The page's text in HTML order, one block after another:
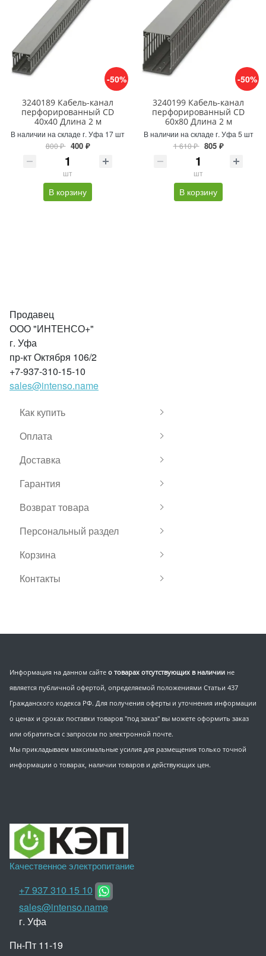
-50%
3240189 Кабель-канал
перфорированный CD
40x40 Длина 2 м
В наличии на складе г. Уфа 17 шт
800 ₽ 400 ₽
шт
В корзину
-50%
3240199 Кабель-канал
перфорированный CD
60x80 Длина 2 м
В наличии на складе г. Уфа 5 шт
1 610 ₽ 805 ₽
шт
В корзину
Продавец
ООО "ИНТЕНСО+"
г. Уфа
пр-кт Октября 106/2
+7-937-310-15-10
sales@intenso.name
Как купить
Оплата
Доставка
Гарантия
Возврат товара
Персональный раздел
Корзина
Контакты
Информация на данном сайте о товарах отсутствующих в наличии не
является публичной офертой, определяемой положениями Статьи 437
Гражданского кодекса РФ. Для получения оферты и уточнения информации
о ценах и сроках поставки товаров "под заказ" вы можете оформить заказ
или обратиться с запросом по электронной почте.
Мы прикладываем максимальные усилия для размещения только точной
информации о товарах, наличии товаров и действующих цен.
Качественное электропитание
+7 937 310 15 10
sales@intenso.name
г. Уфа
Пн-Пт 11-19